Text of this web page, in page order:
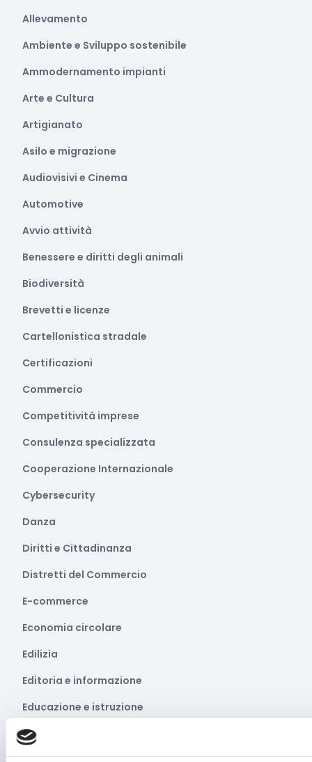
Allevamento
Ambiente e Sviluppo sostenibile
Ammodernamento impianti
Arte e Cultura
Artigianato
Asilo e migrazione
Audiovisivi e Cinema
Automotive
Avvio attività
Benessere e diritti degli animali
Biodiversità
Brevetti e licenze
Cartellonistica stradale
Certificazioni
Commercio
Competitività imprese
Consulenza specializzata
Cooperazione Internazionale
Cybersecurity
Danza
Diritti e Cittadinanza
Distretti del Commercio
E-commerce
Economia circolare
Edilizia
Editoria e informazione
Educazione e istruzione
Emittenti radiofoniche